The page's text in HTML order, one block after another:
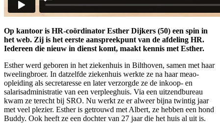
Op kantoor is HR-coördinator Esther Dijkers (50) een spin in
het web. Zij is het eerste aanspreekpunt van de afdeling HR.
Iedereen die nieuw in dienst komt, maakt kennis met Esther.
Esther werd geboren in het ziekenhuis in Bilthoven, samen met haar
tweelingbroer. In datzelfde ziekenhuis werkte ze na haar meao-
opleiding als secretaresse en later verzorgde ze de inkoop- en
salarisadministratie van een verpleeghuis. Via een uitzendbureau
kwam ze terecht bij SRO. Nu werkt ze er alweer bijna twintig jaar
met veel plezier. Esther is getrouwd met Albert, ze hebben een hond
Buddy. Ook heeft ze een dochter van 27 jaar die het huis al uit is.